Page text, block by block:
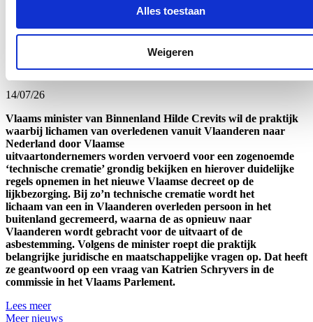
Alles toestaan
Weigeren
van kwetsbare groepen aan de samenleving.
Lees meer
Crevits wil duidelijke regels rond ‘crematietoerisme’
14/07/26
Vlaams minister van Binnenland Hilde Crevits wil de praktijk
waarbij lichamen van overledenen vanuit Vlaanderen naar
Nederland door Vlaamse
uitvaartondernemers worden vervoerd voor een zogenoemde
‘technische crematie’ grondig bekijken en hierover duidelijke
regels opnemen in het nieuwe Vlaamse decreet op de
lijkbezorging. Bij zo’n technische crematie wordt het
lichaam van een in Vlaanderen overleden persoon in het
buitenland gecremeerd, waarna de as opnieuw naar
Vlaanderen wordt gebracht voor de uitvaart of de
asbestemming. Volgens de minister roept die praktijk
belangrijke juridische en maatschappelijke vragen op. Dat heeft
ze geantwoord op een vraag van Katrien Schryvers in de
commissie in het Vlaams Parlement.
Lees meer
Meer nieuws